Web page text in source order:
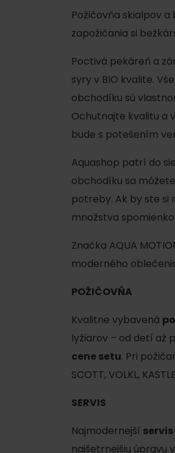
Ski&Aqua Bus
Autobusová
Letecká
Taxi
Požičovňa skialpov
zapožičania si
Poctivá pekáreň a
syry v BIO kvalite.
obchodíku sú
Ochutnajte kvalitu a
bude s potešením
Aquashop patrí do
obchodíku sa
potreby. Ak by ste si
množstva
Značka AQUA
moderného
POŽIČOVŇA
Kvalitne vybavená
lyžiarov – od detí až
cene setu. Pri
SCOTT, VOLKL,
SERVIS
Najmodernejší
najšetrnejšiu úpravu